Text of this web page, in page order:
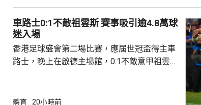
第四大球會，緊次於費倫巴治、加拉塔沙雷及
比錫達斯，上季取得聯賽季軍，將參與歐霸...
車路士0:1不敵祖雲斯 賽事吸引逾4.8萬球
迷入場
香港足球盛會第二場比賽，應屆世冠盃得主車
路士，晚上在啟德主場館，0:1不敵意甲祖雲
打破僵局，後備入替的錫高華禁區外勁射破
體育 20小時前